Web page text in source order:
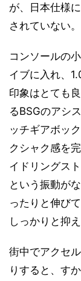
が、日本仕様
されていない。
コンソールの
イブに入れ、
印象はとても
るBSGのアシ
ッチギアボッ
クシャク感を
イドリングス
という振動が
ったりと伸び
しっかりと抑
街中でアクセ
りすると、す